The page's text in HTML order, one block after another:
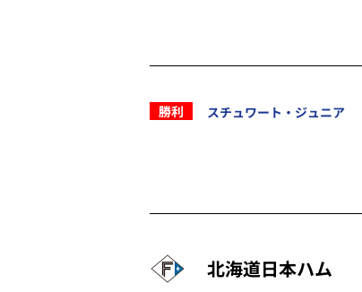
勝利 スチュワート・ジュニア
北海道日本ハム